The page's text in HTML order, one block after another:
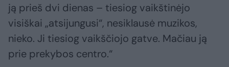
ją prieš dvi dienas – tiesiog vaikštinėjo
visiškai „atsijungusi“, nesiklausė muzikos,
nieko. Ji tiesiog vaikščiojo gatve. Mačiau ją
prie prekybos centro.“